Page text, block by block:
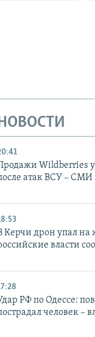
Wildberries
атак ВСУ – СМИ
Керчи дрон упал на
власти
РФ по Одессе:
человек –